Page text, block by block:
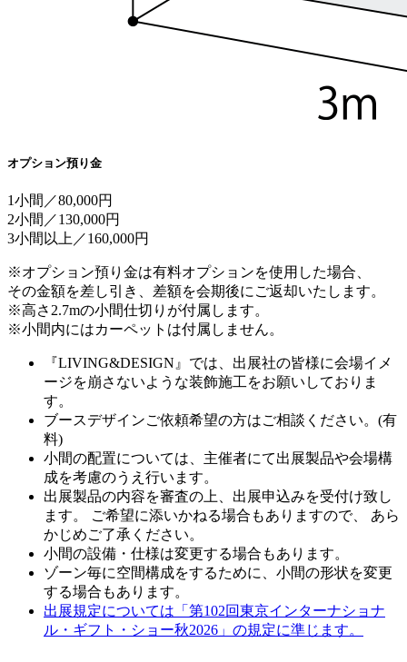
オプション預り金
1小間／80,000円
2小間／130,000円
3小間以上／160,000円
※オプション預り金は有料オプションを使用した場合、
その金額を差し引き、差額を会期後にご返却いたします。
※高さ2.7mの小間仕切りが付属します。
※小間内にはカーペットは付属しません。
『LIVING&DESIGN』では、出展社の皆様に会場イメ
ージを崩さないような装飾施工をお願いしておりま
す。
ブースデザインご依頼希望の方はご相談ください。(有
料)
小間の配置については、主催者にて出展製品や会場構
成を考慮のうえ行います。
出展製品の内容を審査の上、出展申込みを受付け致し
ます。 ご希望に添いかねる場合もありますので、 あら
かじめご了承ください。
小間の設備・仕様は変更する場合もあります。
ゾーン毎に空間構成をするために、小間の形状を変更
する場合もあります。
出展規定については「第102回東京インターナショナ
ル・ギフト・ショー秋2026」の規定に準じます。